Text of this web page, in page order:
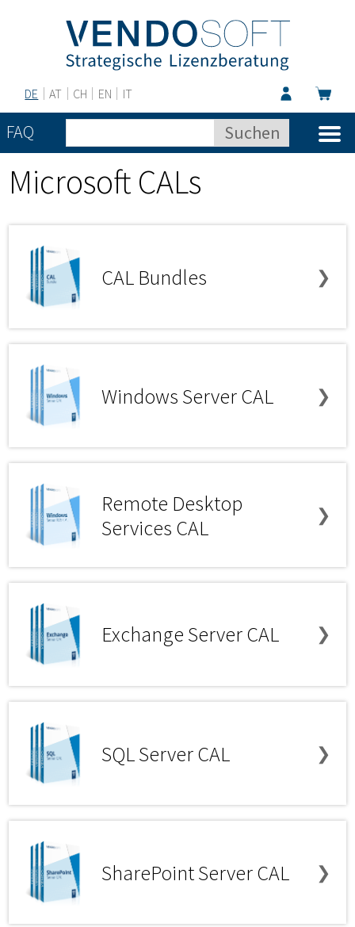
DE AT CH EN IT
FAQ
Microsoft CALs
CAL Bundles ❯
Windows Server CAL ❯
Remote Desktop
Services CAL
❯
Exchange Server CAL ❯
SQL Server CAL ❯
SharePoint Server CAL ❯